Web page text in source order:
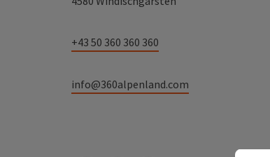
+43 50 360 360 360
info@360alpenland.com